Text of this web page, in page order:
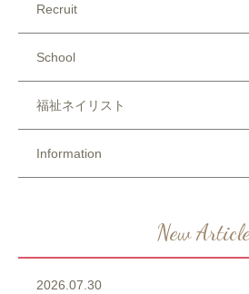
Recruit
School
福祉ネイリスト
Information
New
2026.07.30